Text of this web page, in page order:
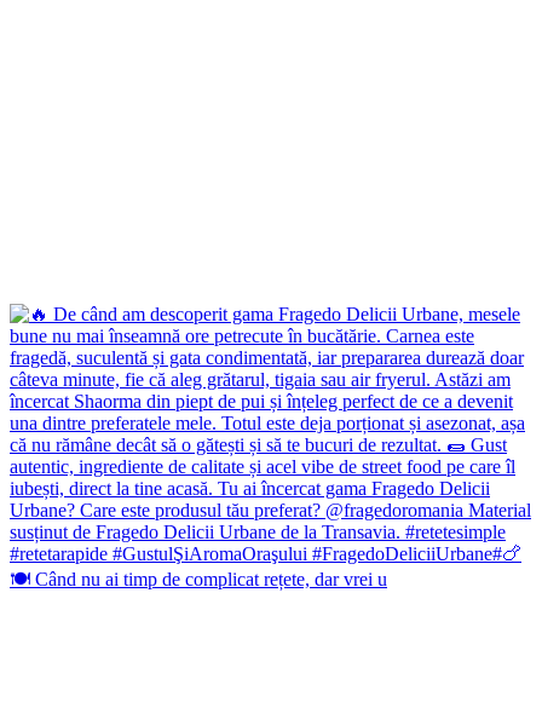
🍽️ Când nu ai timp de complicat rețete, dar vrei u